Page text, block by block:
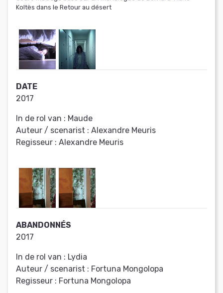
Koltès dans le Retour au désert
DATE
2017
In de rol van : Maude
Auteur / scenarist : Alexandre Meuris
Regisseur : Alexandre Meuris
ABANDONNÉS
2017
In de rol van : Lydia
Auteur / scenarist : Fortuna Mongolopa
Regisseur : Fortuna Mongolopa